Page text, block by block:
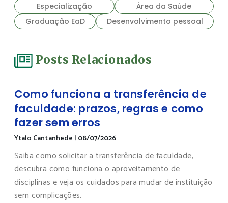
Especialização
Área da Saúde
Graduação EaD
Desenvolvimento pessoal
Posts Relacionados
Como funciona a transferência de
faculdade: prazos, regras e como
fazer sem erros
Ytalo Cantanhede | 08/07/2026
Saiba como solicitar a transferência de faculdade,
descubra como funciona o aproveitamento de
disciplinas e veja os cuidados para mudar de instituição
sem complicações.